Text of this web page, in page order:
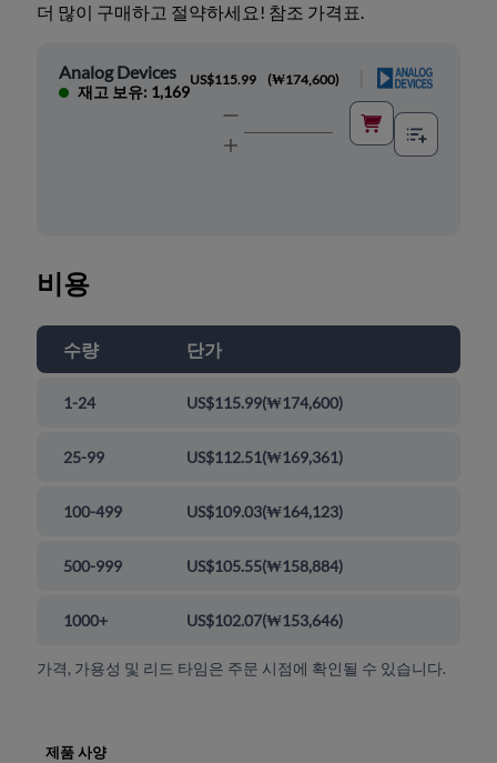
더 많이 구매하고 절약하세요! 참조 가격표.
Analog Devices
재고 보유: 1,169
US$115.99 (₩174,600)
비용
수량 단가
1-24 US$115.99(₩174,600)
25-99 US$112.51(₩169,361)
100-499 US$109.03(₩164,123)
500-999 US$105.55(₩158,884)
1000+ US$102.07(₩153,646)
가격, 가용성 및 리드 타임은 주문 시점에 확인될 수 있습니다.
제품 사양